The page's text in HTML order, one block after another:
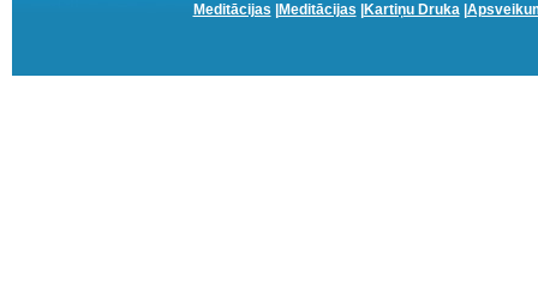
Meditācijas
Meditācijas Kartiņu Druka|